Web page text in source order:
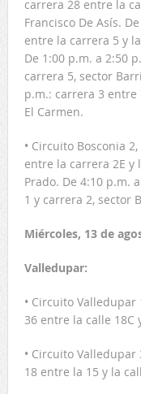
carrera 28 entre la
Francisco De Asís.
entre la carrera 5 y
De 1:00 p.m. a 2:50
carrera 5, sector
p.m.: carrera 3 entre
El Carmen.
• Circuito Bosconia
entre la carrera 2E y
Prado. De 4:10 p.m.
1 y carrera 2, sector
Miércoles, 13 de
Valledupar:
• Circuito
36 entre la calle 18C
• Circuito
18 entre la 15 y la